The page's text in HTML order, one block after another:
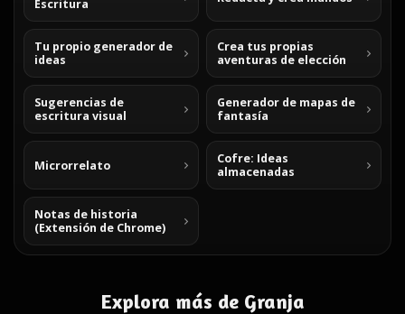
Escritura
Tu propio generador de
ideas
Crea tus propias
aventuras de elección
Sugerencias de
escritura visual
Generador de mapas de
fantasía
Microrrelato
Cofre: Ideas
almacenadas
Notas de historia
(Extensión de Chrome)
Explora más de Granja